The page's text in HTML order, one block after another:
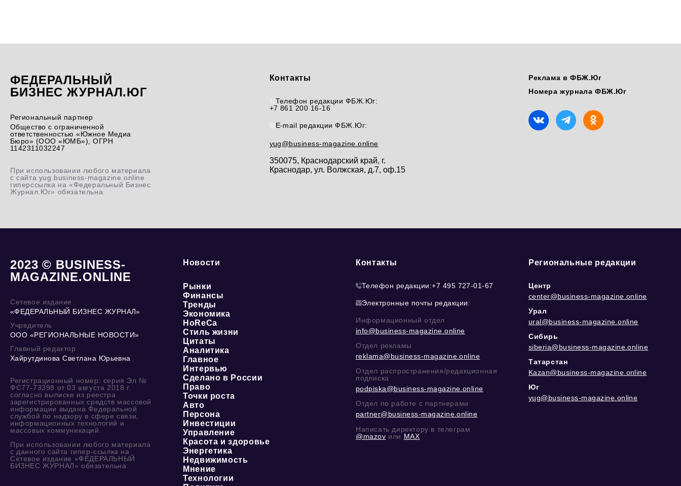
ФЕДЕРАЛЬНЫЙ
БИЗНЕС ЖУРНАЛ.ЮГ
Региональный партнер
Общество с ограниченной
ответственностью «Южное Медиа
Бюро» (ООО «ЮМБ»), ОГРН
1142311032247
При использовании любого материала
с сайта yug.business-magazine.online
гиперссылка на «Федеральный Бизнес
Журнал.Юг» обязательна.
Контакты
Телефон редакции ФБЖ.Юг:
+7 861 200 16-16
E-mail редакции ФБЖ.Юг:
yug@business-magazine.online
350075, Краснодарский край, г.
Краснодар, ул. Волжская, д.7, оф.15
Реклама в ФБЖ.Юг
Номера журнала ФБЖ.Юг
2023 © BUSINESS-
MAGAZINE.ONLINE
Сетевое издание
«ФЕДЕРАЛЬНЫЙ БИЗНЕС ЖУРНАЛ»
Учредитель
ООО «РЕГИОНАЛЬНЫЕ НОВОСТИ»
Главный редактор
Хайрутдинова Светлана Юрьевна
Регистрационный номер: серия Эл №
ФС77-73398 от 03 августа 2018 г.
согласно выписке из реестра
зарегистрированных средств массовой
информации выдана Федеральной
службой по надзору в сфере связи,
информационных технологий и
массовых коммуникаций.
При использовании любого материала
с данного сайта гипер-ссылка на
Сетевое издание «ФЕДЕРАЛЬНЫЙ
БИЗНЕС ЖУРНАЛ» обязательна.
Новости
Рынки
Финансы
Тренды
Экономика
HoReCa
Стиль жизни
Цитаты
Аналитика
Главное
Интервью
Сделано в России
Право
Точки роста
Авто
Персона
Инвестиции
Управление
Красота и здоровье
Энергетика
Недвижимость
Мнение
Технологии
Контакты
Телефон редакции:+7 495 727-01-67
Электронные почты редакции:
Информационный отдел
info@business-magazine.online
Отдел рекламы
reklama@business-magazine.online
Отдел распространения/редакционная
подписка
podpiska@business-magazine.online
Отдел по работе с партнерами
partner@business-magazine.online
Написать директору в телеграм
@mazov или MAX
Региональные редакции
Центр
center@business-magazine.online
Урал
ural@business-magazine.online
Сибирь
siberia@business-magazine.online
Татарстан
Kazan@business-magazine.online
Юг
yug@business-magazine.online